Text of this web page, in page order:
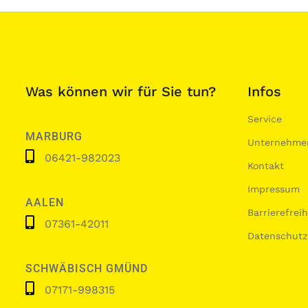
Was können wir für Sie tun?
MARBURG
06421-982023
AALEN
07361-42011
SCHWÄBISCH GMÜND
07171-998315
Infos
Service
Kontakt
Impressum